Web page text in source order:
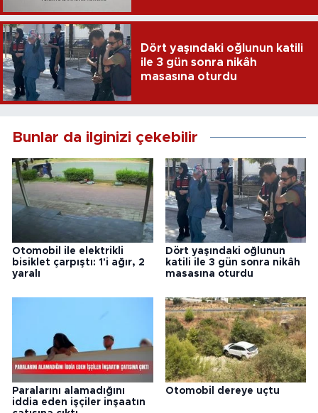
Dört yaşındaki oğlunun katili
ile 3 gün sonra nikâh
masasına oturdu
Bunlar da ilginizi çekebilir
Otomobil ile elektrikli
bisiklet çarpıştı: 1'i ağır, 2
yaralı
Dört yaşındaki oğlunun
katili ile 3 gün sonra nikâh
masasına oturdu
Paralarını alamadığını
iddia eden işçiler inşaatın
Otomobil dereye uçtu